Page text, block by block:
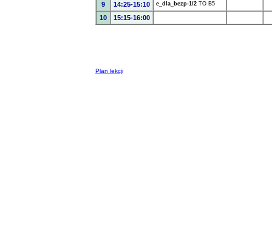
9 14:25-15:10 e_dla_bezp-1/2 TO B5
10 15:15-16:00
Plan lekcji